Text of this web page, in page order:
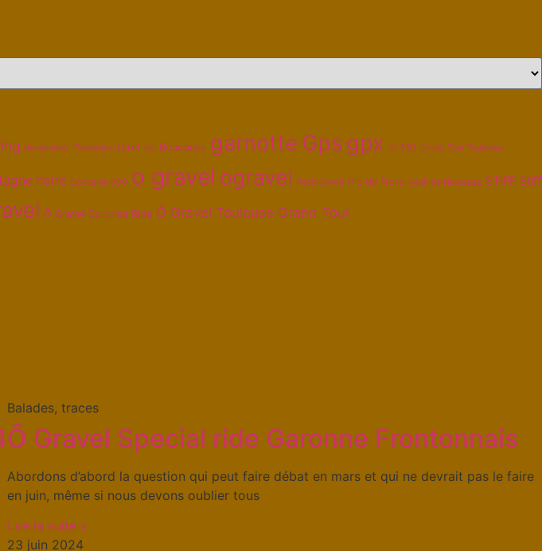
documents Fontbruno forêt de Bouconne garnotte Gps gpx Gr 653 Grand Tour Toulouse
noire Occitanie 600 o gravel ogravel Pech-David Pic de Nore Seuil de Naurouze STIFF Stiff
Ô Gravel Surprise Ride Ô Gravel Toulouse Grand Tour
Balades, traces
Ô Gravel Special ride Garonne Frontonnais
Abordons d’abord la question qui peut faire débat en mars et qui ne devrait pas le faire
en juin, même si nous devons oublier tous
Lire la suite »
23 juin 2024